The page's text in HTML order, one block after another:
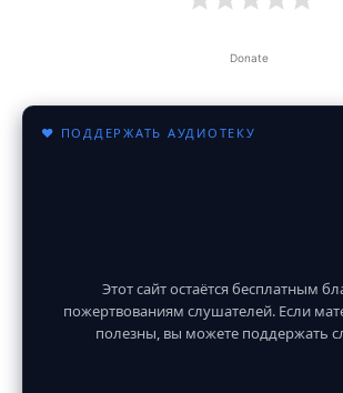
Donate
♥ ПОДДЕРЖАТЬ АУДИОТЕКУ
Этот сайт остаётся бесплатным
пожертвованиям слушателей. Если
полезны, вы можете поддержать